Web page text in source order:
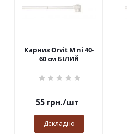
Карниз Orvit Mini 40-
60 см БІЛИЙ
55грн./шт
Докладно